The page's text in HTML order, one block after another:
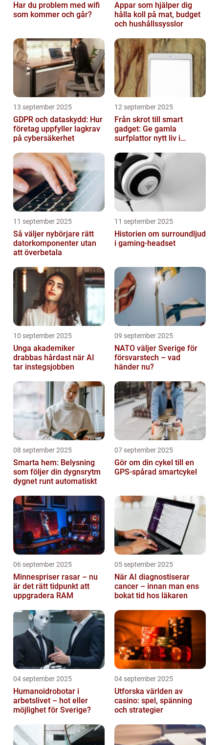
Har du problem med wifi
som kommer och går?
Appar som hjälper dig
hålla koll på mat, budget
och hushållssysslor
13 september 2025
GDPR och dataskydd: Hur
företag uppfyller lagkrav
på cybersäkerhet
12 september 2025
Från skrot till smart
gadget: Ge gamla
surfplattor nytt liv i
11 september 2025
Så väljer nybörjare rätt
datorkomponenter utan
att överbetala
11 september 2025
Historien om surroundljud
i gaming-headset
10 september 2025
Unga akademiker
drabbas hårdast när AI
tar instegsjobben
09 september 2025
NATO väljer Sverige för
försvarstech – vad
händer nu?
08 september 2025
Smarta hem: Belysning
som följer din dygnsrytm
dygnet runt automatiskt
07 september 2025
Gör om din cykel till en
GPS-spårad smartcykel
06 september 2025
Minnespriser rasar – nu
är det rätt tidpunkt att
uppgradera RAM
05 september 2025
När AI diagnostiserar
cancer – innan man ens
bokat tid hos läkaren
04 september 2025
Humanoidrobotar i
arbetslivet – hot eller
möjlighet för Sverige?
04 september 2025
Utforska världen av
casino: spel, spänning
och strategier